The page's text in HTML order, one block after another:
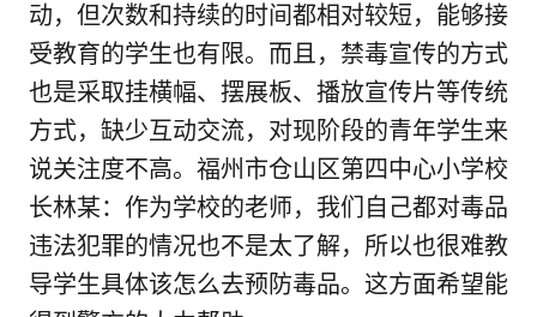
动，但次数和持续的时间都相对较短，能够接
受教育的学生也有限。而且，禁毒宣传的方式
也是采取挂横幅、摆展板、播放宣传片等传统
方式，缺少互动交流，对现阶段的青年学生来
说关注度不高。福州市仓山区第四中心小学校
长林某：作为学校的老师，我们自己都对毒品
违法犯罪的情况也不是太了解，所以也很难教
导学生具体该怎么去预防毒品。这方面希望能